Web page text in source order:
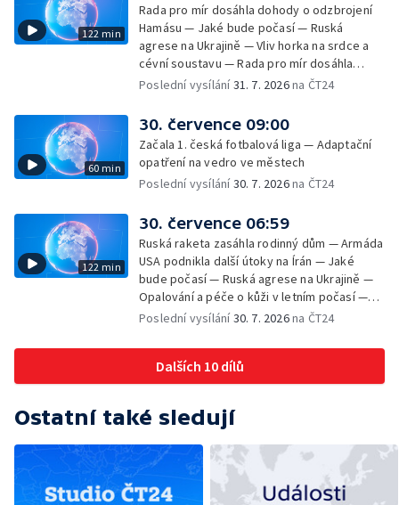
122 min
Rada pro mír dosáhla dohody o odzbrojení
Hamásu — Jaké bude počasí — Ruská
agrese na Ukrajině — Vliv horka na srdce a
cévní soustavu — Rada pro mír dosáhla
dohody o odzbrojení Hamásu — Dokument
začíná výplata superdávky — Tropické
teploty zatěžují i volně žijící zvířata
Poslední vysílání31. 7. 2026na ČT24
60 min
30. července 09:00
Začala 1. česká fotbalová liga — Adaptační
opatření na vedro ve městech
Poslední vysílání30. 7. 2026na ČT24
122 min
30. července 06:59
Ruská raketa zasáhla rodinný dům — Armáda
USA podnikla další útoky na Írán — Jaké
bude počasí — Ruská agrese na Ukrajině —
Opalování a péče o kůži v letním počasí —
Filmové premiéry — Komedie Dovolená v
na chování řidičů
Poslední vysílání30. 7. 2026na ČT24
Dalších 10 dílů
Ostatní také sledují